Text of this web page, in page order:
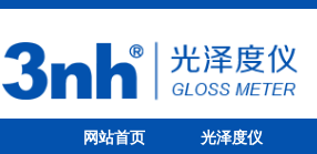
网站首页 光泽度仪